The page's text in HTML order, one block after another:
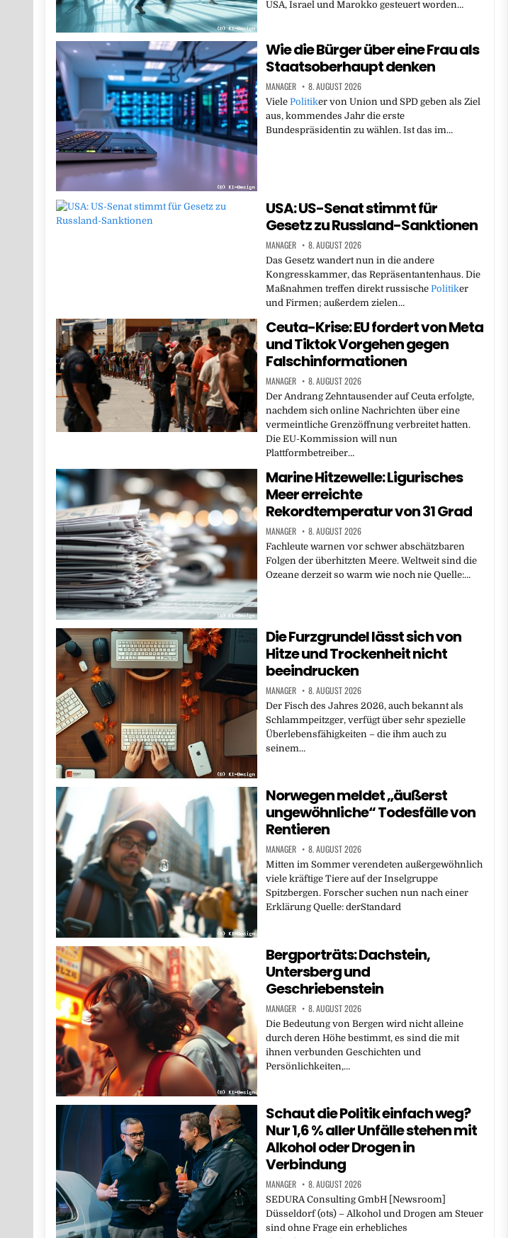
USA, Israel und Marokko gesteuert worden…
Wie die Bürger über eine Frau als
Staatsoberhaupt denken
MANAGER 8. AUGUST 2026
Viele Politiker von Union und SPD geben als Ziel
aus, kommendes Jahr die erste
Bundespräsidentin zu wählen. Ist das im…
USA: US-Senat stimmt für
Gesetz zu Russland-Sanktionen
MANAGER 8. AUGUST 2026
Das Gesetz wandert nun in die andere
Kongresskammer, das Repräsentantenhaus. Die
Maßnahmen treffen direkt russische Politiker
und Firmen; außerdem zielen…
Ceuta-Krise: EU fordert von Meta
und Tiktok Vorgehen gegen
Falschinformationen
MANAGER 8. AUGUST 2026
Der Andrang Zehntausender auf Ceuta erfolgte,
nachdem sich online Nachrichten über eine
vermeintliche Grenzöffnung verbreitet hatten.
Die EU-Kommission will nun
Plattformbetreiber…
Marine Hitzewelle: Ligurisches
Meer erreichte
Rekordtemperatur von 31 Grad
MANAGER 8. AUGUST 2026
Fachleute warnen vor schwer abschätzbaren
Folgen der überhitzten Meere. Weltweit sind die
Ozeane derzeit so warm wie noch nie Quelle:…
Die Furzgrundel lässt sich von
Hitze und Trockenheit nicht
beeindrucken
MANAGER 8. AUGUST 2026
Der Fisch des Jahres 2026, auch bekannt als
Schlammpeitzger, verfügt über sehr spezielle
Überlebensfähigkeiten – die ihm auch zu
seinem…
Norwegen meldet „äußerst
ungewöhnliche“ Todesfälle von
Rentieren
MANAGER 8. AUGUST 2026
Mitten im Sommer verendeten außergewöhnlich
viele kräftige Tiere auf der Inselgruppe
Spitzbergen. Forscher suchen nun nach einer
Erklärung Quelle: derStandard
Bergporträts: Dachstein,
Untersberg und
Geschriebenstein
MANAGER 8. AUGUST 2026
Die Bedeutung von Bergen wird nicht alleine
durch deren Höhe bestimmt, es sind die mit
ihnen verbunden Geschichten und
Persönlichkeiten,…
Schaut die Politik einfach weg?
Nur 1,6 % aller Unfälle stehen mit
Alkohol oder Drogen in
Verbindung
MANAGER 8. AUGUST 2026
SEDURA Consulting GmbH [Newsroom]
Düsseldorf (ots) – Alkohol und Drogen am Steuer
sind ohne Frage ein erhebliches